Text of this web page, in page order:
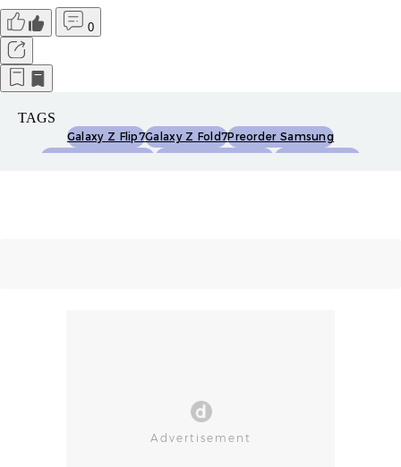
0
TAGS
Galaxy Z Flip7Galaxy Z Fold7Preorder Samsung